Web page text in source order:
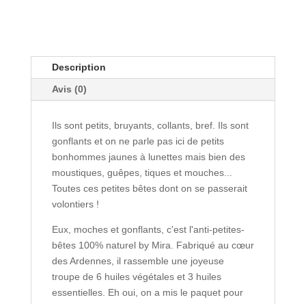
Description
Avis (0)
Ils sont petits, bruyants, collants, bref. Ils sont
gonflants et on ne parle pas ici de petits
bonhommes jaunes à lunettes mais bien des
moustiques, guêpes, tiques et mouches...
Toutes ces petites bêtes dont on se passerait
volontiers !
Eux, moches et gonflants, c'est l'anti-petites-
bêtes 100% naturel by Mira. Fabriqué au cœur
des Ardennes, il rassemble une joyeuse
troupe de 6 huiles végétales et 3 huiles
essentielles. Eh oui, on a mis le paquet pour